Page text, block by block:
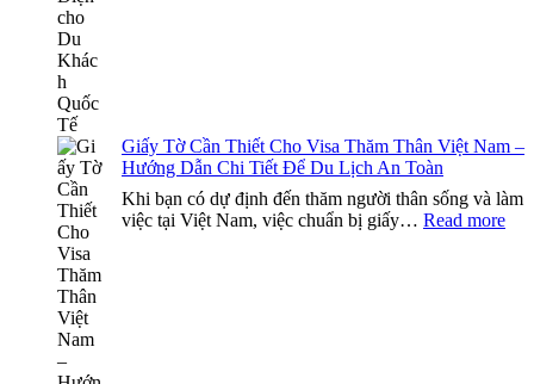
Tế
Giấy Tờ Cần Thiết Cho Visa Thăm Thân Việt Nam –
Hướng Dẫn Chi Tiết Để Du Lịch An Toàn
Khi bạn có dự định đến thăm người thân sống và làm
việc tại Việt Nam, việc chuẩn bị giấy… Read more: